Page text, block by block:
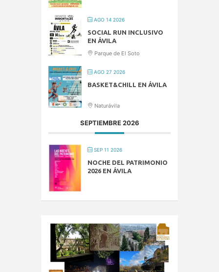
AGO 14 2026
SOCIAL RUN INCLUSIVO
EN ÁVILA
Parque de El Soto
AGO 27 2026
BASKET&CHILL EN ÁVILA
Naturávila
SEPTIEMBRE 2026
SEP 11 2026
NOCHE DEL PATRIMONIO
2026 EN ÁVILA